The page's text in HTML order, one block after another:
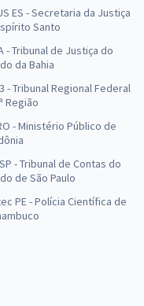
ES - Secretaria da Justiça
Santo
- Tribunal de Justiça do
da Bahia
- Tribunal Regional Federal
Região
- Ministério Público de
- Tribunal de Contas do
de São Paulo
PE - Polícia Científica de